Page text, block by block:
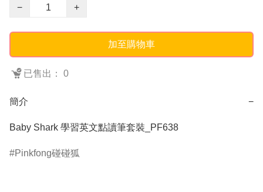
−
+
加至購物車
已售出： 0
簡介 −
Baby Shark 學習英文點讀筆套裝_PF638
Pinkfong碰碰狐